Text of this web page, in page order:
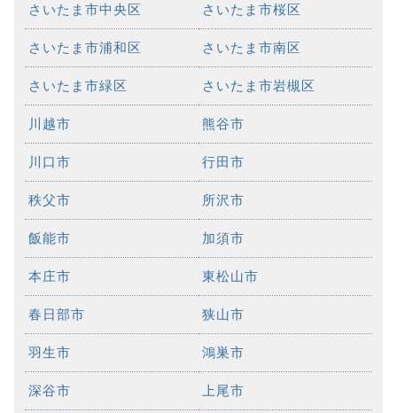
さいたま市中央区 さいたま市桜区
さいたま市浦和区 さいたま市南区
さいたま市緑区 さいたま市岩槻区
川越市 熊谷市
川口市 行田市
秩父市 所沢市
飯能市 加須市
本庄市 東松山市
春日部市 狭山市
羽生市 鴻巣市
深谷市 上尾市